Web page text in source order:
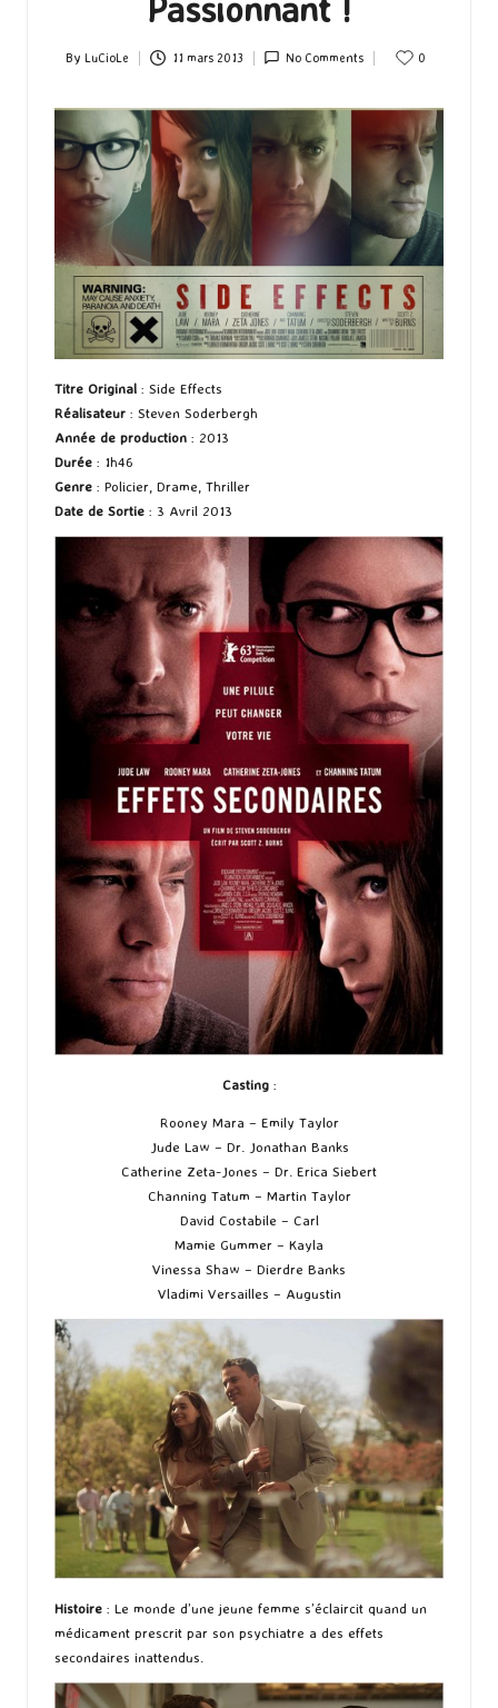
Passionnant !
Posted
By LuCioLe 11 mars 2013 No Comments 0
Titre Original : Side Effects
Réalisateur : Steven Soderbergh
Année de production : 2013
Durée : 1h46
Genre : Policier, Drame, Thriller
Date de Sortie : 3 Avril 2013
Casting:
Rooney Mara – Emily Taylor
Jude Law – Dr. Jonathan Banks
Catherine Zeta-Jones – Dr. Erica Siebert
Channing Tatum – Martin Taylor
David Costabile – Carl
Mamie Gummer – Kayla
Vinessa Shaw – Dierdre Banks
Vladimi Versailles – Augustin
Histoire : Le monde d’une jeune femme s’éclaircit quand un
médicament prescrit par son psychiatre a des effets
secondaires inattendus.